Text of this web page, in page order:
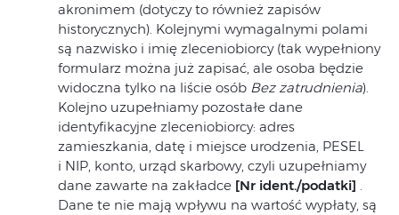
akronimem (dotyczy to również zapisów
historycznych). Kolejnymi wymagalnymi polami
są nazwisko i imię zleceniobiorcy (tak wypełniony
formularz można już zapisać, ale osoba będzie
widoczna tylko na liście osób Bez zatrudnienia).
Kolejno uzupełniamy pozostałe dane
identyfikacyjne zleceniobiorcy: adres
zamieszkania, datę i miejsce urodzenia, PESEL
i NIP, konto, urząd skarbowy, czyli uzupełniamy
dane zawarte na zakładce [Nr ident./podatki] .
Dane te nie mają wpływu na wartość wypłaty, są